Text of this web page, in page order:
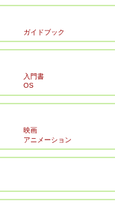
ガイドブック
入門書
OS
映画
アニメーション